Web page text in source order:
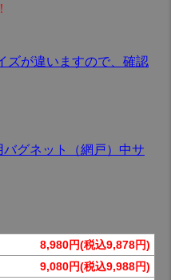
ズが違いますので、確認
グネット（網戸）中サ
8,980円(税込9,878円)
9,080円(税込9,988円)